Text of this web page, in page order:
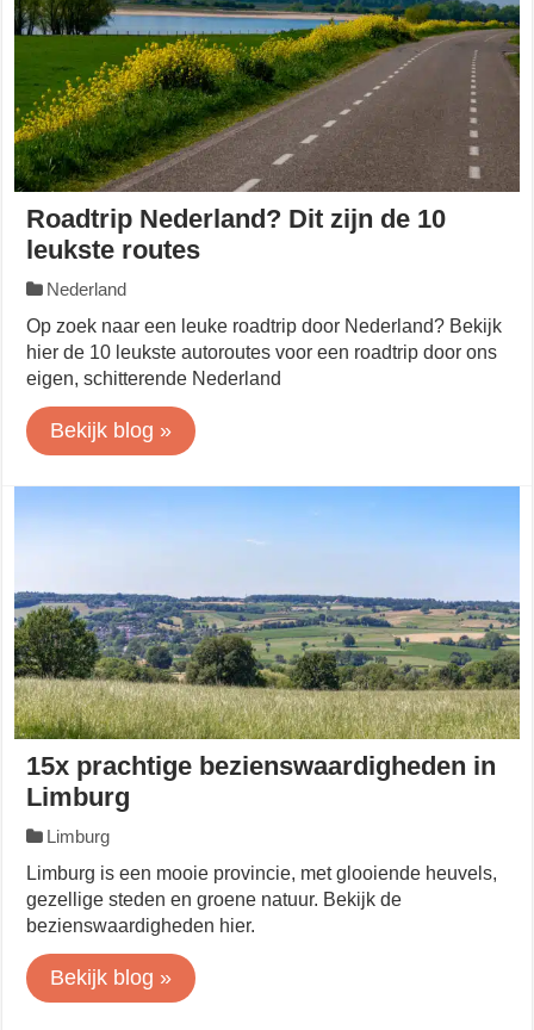
Roadtrip Nederland? Dit zijn de 10
leukste routes
Nederland
Op zoek naar een leuke roadtrip door Nederland? Bekijk
hier de 10 leukste autoroutes voor een roadtrip door ons
eigen, schitterende Nederland
Bekijk blog »
15x prachtige bezienswaardigheden in
Limburg
Limburg
Limburg is een mooie provincie, met glooiende heuvels,
gezellige steden en groene natuur. Bekijk de
bezienswaardigheden hier.
Bekijk blog »